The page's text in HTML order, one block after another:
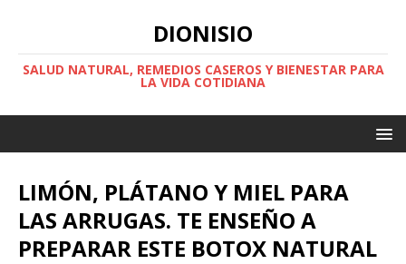
DIONISIO
SALUD NATURAL, REMEDIOS CASEROS Y BIENESTAR PARA
LA VIDA COTIDIANA
LIMÓN, PLÁTANO Y MIEL PARA
LAS ARRUGAS. TE ENSEÑO A
PREPARAR ESTE BOTOX NATURAL